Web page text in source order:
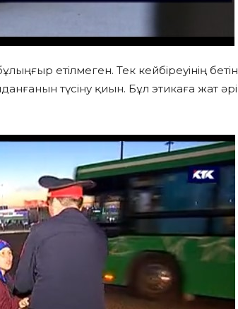
етілмеген. Тек кейбіреуінің бетін
түсіну қиын. Бұл этикаға жат әрі